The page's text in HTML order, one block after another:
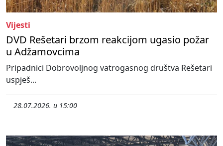
Vijesti
DVD Rešetari brzom reakcijom ugasio požar
u Adžamovcima
Pripadnici Dobrovoljnog vatrogasnog društva Rešetari
uspješ...
28.07.2026. u 15:00